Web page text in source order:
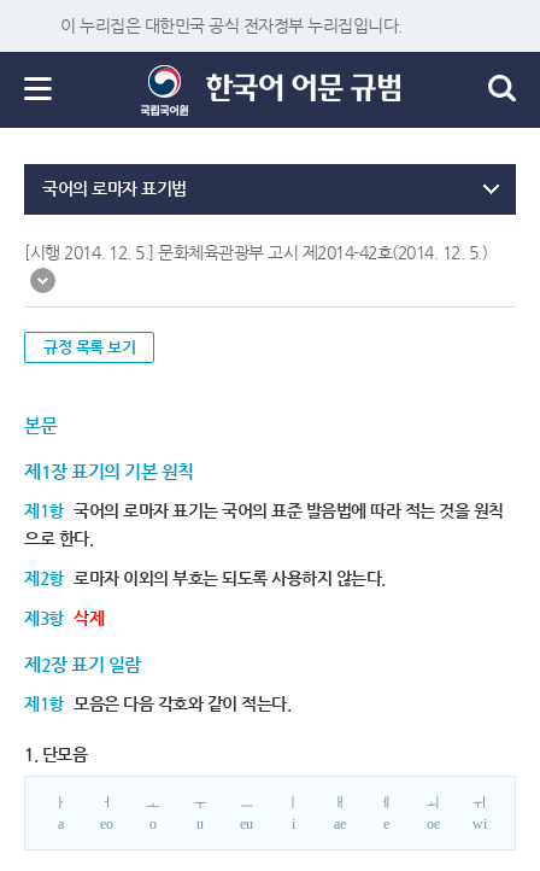
이 누리집은 대한민국 공식 전자정부 누리집입니다.
국어의 로마자 표기법
[시행 2014. 12. 5.] 문화체육관광부 고시 제2014-42호(2014. 12. 5.)
규정 목록 보기
본문
제1장 표기의 기본 원칙
제1항 국어의 로마자 표기는 국어의 표준 발음법에 따라 적는 것을 원칙
으로 한다.
제2항 로마자 이외의 부호는 되도록 사용하지 않는다.
제3항 삭제
제2장 표기 일람
제1항 모음은 다음 각호와 같이 적는다.
1. 단모음
ㅏ
a
ㅓ
eo
ㅗ
o
ㅜ
u
ㅡ
eu
i
ㅐ
ae
ㅔ
e
ㅚ
oe
ㅟ
wi